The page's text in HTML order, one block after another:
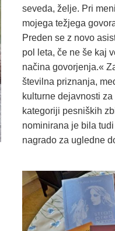
seveda, želje. Pri
mojega težjega
Preden se z novo
pol leta, če ne še kaj
načina govorjenja.«
številna priznanja,
kulturne dejavnosti
kategoriji pesniških
nominirana je bila
nagrado za ugledne